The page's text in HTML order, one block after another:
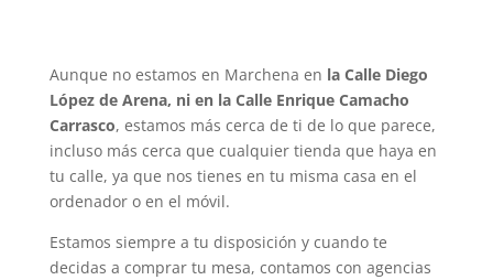
Aunque no estamos en Marchena en la Calle Diego
López de Arena, ni en la Calle Enrique Camacho
Carrasco, estamos más cerca de ti de lo que parece,
incluso más cerca que cualquier tienda que haya en
tu calle, ya que nos tienes en tu misma casa en el
ordenador o en el móvil.
Estamos siempre a tu disposición y cuando te
decidas a comprar tu mesa, contamos con agencias